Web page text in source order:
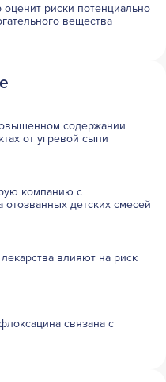
оценит риски потенциально
вещества
содержании
от угревой сыпи
компанию с
отозванных детских смесей
влияют на риск
связана с